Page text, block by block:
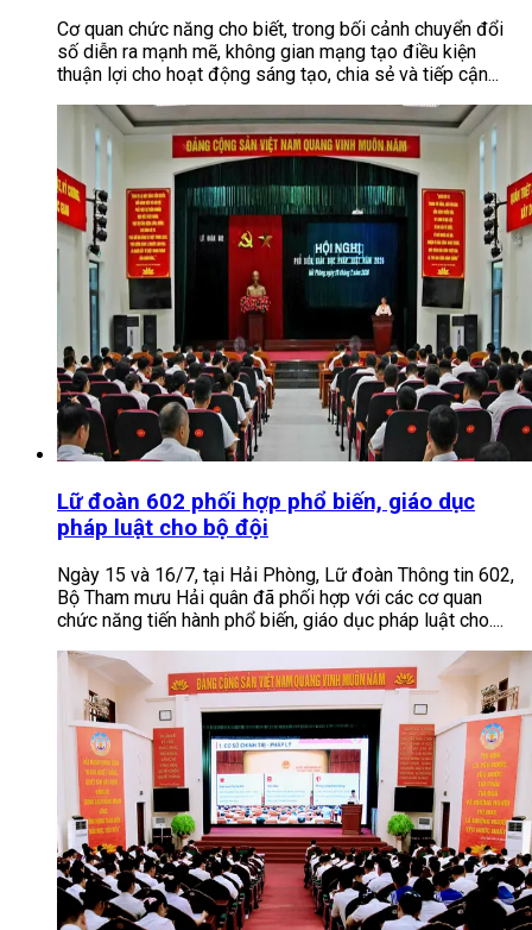
Cơ quan chức năng cho biết, trong bối cảnh chuyển đổi
số diễn ra mạnh mẽ, không gian mạng tạo điều kiện
thuận lợi cho hoạt động sáng tạo, chia sẻ và tiếp cận...
Lữ đoàn 602 phối hợp phổ biến, giáo dục
pháp luật cho bộ đội
Ngày 15 và 16/7, tại Hải Phòng, Lữ đoàn Thông tin 602,
Bộ Tham mưu Hải quân đã phối hợp với các cơ quan
chức năng tiến hành phổ biến, giáo dục pháp luật cho....